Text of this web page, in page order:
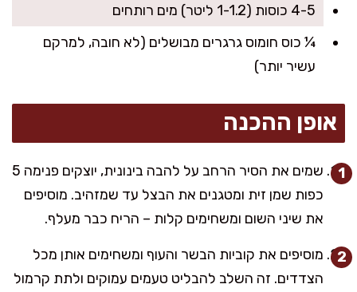
4-5 כוסות (1-1.2 ליטר) מים רותחים
¼ כוס חומוס גרגרים מבושלים (לא חובה, למרקם
עשיר יותר)
אופן ההכנה
שמים את הסיר הרחב על להבה בינונית, יוצקים פנימה 5
כפות שמן זית ומטגנים את הבצל עד שמזהיב. מוסיפים
את שיני השום ומשחימים קלות – הריח כבר מעלף.
מוסיפים את קוביות הבשר והעוף ומשחימים אותן מכל
הצדדים. זה השלב להבליט טעמים עמוקים ולתת קרמול